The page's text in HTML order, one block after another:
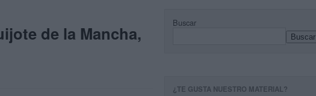
de la Mancha,
Buscar
Buscar
¿TE GUSTA NUESTRO MATERIAL?